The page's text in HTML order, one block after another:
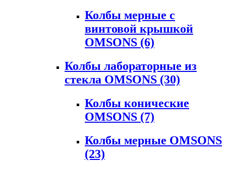
Колбы мерные с
винтовой крышкой
OMSONS (6)
Колбы лабораторные из
стекла OMSONS (30)
Колбы конические
OMSONS (7)
Колбы мерные OMSONS
(23)